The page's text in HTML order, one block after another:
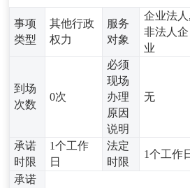
事项
类型
其他行政
权力
服务
对象
企业法人,
非法人企
业
到场
次数
0次
必须
现场
办理
原因
说明
无
承诺
时限
1个工作
日
法定
时限
1个工作
承诺